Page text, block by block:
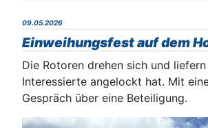
09.05.2026
Einweihungsfest auf dem
Die Rotoren drehen sich und
Interessierte angelockt hat. Mit
Gespräch über eine Beteiligung.